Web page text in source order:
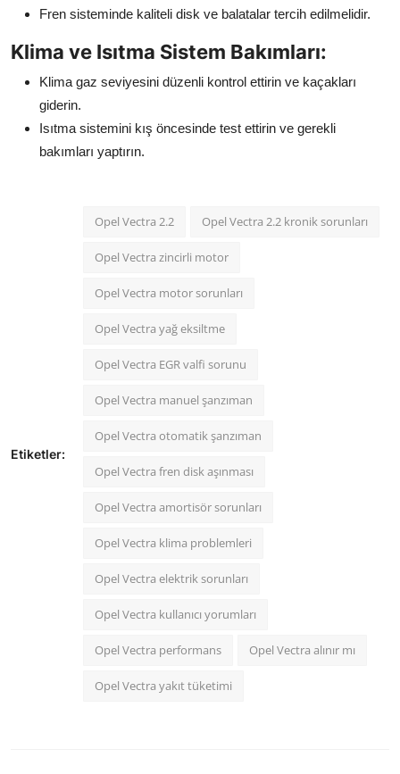
Fren sisteminde kaliteli disk ve balatalar tercih edilmelidir.
Klima ve Isıtma Sistem Bakımları:
Klima gaz seviyesini düzenli kontrol ettirin ve kaçakları
giderin.
Isıtma sistemini kış öncesinde test ettirin ve gerekli
bakımları yaptırın.
Etiketler:
Opel Vectra 2.2 Opel Vectra 2.2 kronik sorunları
Opel Vectra zincirli motor
Opel Vectra motor sorunları
Opel Vectra yağ eksiltme
Opel Vectra EGR valfi sorunu
Opel Vectra manuel şanzıman
Opel Vectra otomatik şanzıman
Opel Vectra fren disk aşınması
Opel Vectra amortisör sorunları
Opel Vectra klima problemleri
Opel Vectra elektrik sorunları
Opel Vectra kullanıcı yorumları
Opel Vectra performans Opel Vectra alınır mı
Opel Vectra yakıt tüketimi